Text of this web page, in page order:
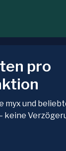
pro
myx und
keine